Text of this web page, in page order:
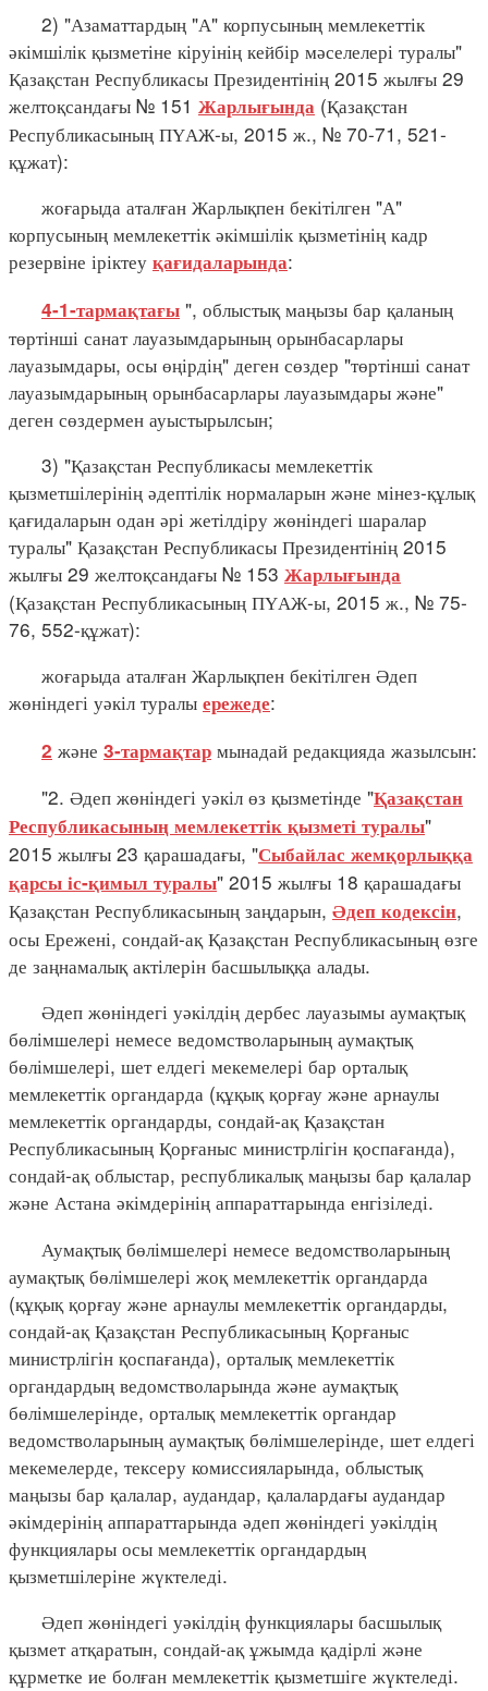
2) "Азаматтардың "А" корпусының мемлекеттік
әкімшілік қызметіне кіруінің кейбір мәселелері туралы"
Қазақстан Республикасы Президентінің 2015 жылғы 29
желтоқсандағы № 151 Жарлығында (Қазақстан
Республикасының ПҮАЖ-ы, 2015 ж., № 70-71, 521-
құжат):
жоғарыда аталған Жарлықпен бекітілген "А"
корпусының мемлекеттік әкімшілік қызметінің кадр
резервіне іріктеу қағидаларында:
4-1-тармақтағы ", облыстық маңызы бар қаланың
төртінші санат лауазымдарының орынбасарлары
лауазымдары, осы өңірдің" деген сөздер "төртінші санат
лауазымдарының орынбасарлары лауазымдары және"
деген сөздермен ауыстырылсын;
3) "Қазақстан Республикасы мемлекеттік
қызметшілерінің әдептілік нормаларын және мінез-құлық
қағидаларын одан әрі жетілдіру жөніндегі шаралар
туралы" Қазақстан Республикасы Президентінің 2015
жылғы 29 желтоқсандағы № 153 Жарлығында
(Қазақстан Республикасының ПҮАЖ-ы, 2015 ж., № 75-
76, 552-құжат):
жоғарыда аталған Жарлықпен бекітілген Әдеп
жөніндегі уәкіл туралы ережеде:
2 және 3-тармақтар мынадай редакцияда жазылсын:
"2. Әдеп жөніндегі уәкіл өз қызметінде "Қазақстан
Республикасының мемлекеттік қызметі туралы"
2015 жылғы 23 қарашадағы, "Сыбайлас жемқорлыққа
қарсы іс-қимыл туралы" 2015 жылғы 18 қарашадағы
Қазақстан Республикасының заңдарын, Әдеп кодексін,
осы Ережені, сондай-ақ Қазақстан Республикасының өзге
де заңнамалық актілерін басшылыққа алады.
Әдеп жөніндегі уәкілдің дербес лауазымы аумақтық
бөлімшелері немесе ведомстволарының аумақтық
бөлімшелері, шет елдегі мекемелері бар орталық
мемлекеттік органдарда (құқық қорғау және арнаулы
мемлекеттік органдарды, сондай-ақ Қазақстан
Республикасының Қорғаныс министрлігін қоспағанда),
сондай-ақ облыстар, республикалық маңызы бар қалалар
және Астана әкімдерінің аппараттарында енгізіледі.
Аумақтық бөлімшелері немесе ведомстволарының
аумақтық бөлімшелері жоқ мемлекеттік органдарда
(құқық қорғау және арнаулы мемлекеттік органдарды,
сондай-ақ Қазақстан Республикасының Қорғаныс
министрлігін қоспағанда), орталық мемлекеттік
органдардың ведомстволарында және аумақтық
бөлімшелерінде, орталық мемлекеттік органдар
ведомстволарының аумақтық бөлімшелерінде, шет елдегі
мекемелерде, тексеру комиссияларында, облыстық
маңызы бар қалалар, аудандар, қалалардағы аудандар
әкімдерінің аппараттарында әдеп жөніндегі уәкілдің
функциялары осы мемлекеттік органдардың
қызметшілеріне жүктеледі.
Әдеп жөніндегі уәкілдің функциялары басшылық
қызмет атқаратын, сондай-ақ ұжымда қадірлі және
құрметке ие болған мемлекеттік қызметшіге жүктеледі.